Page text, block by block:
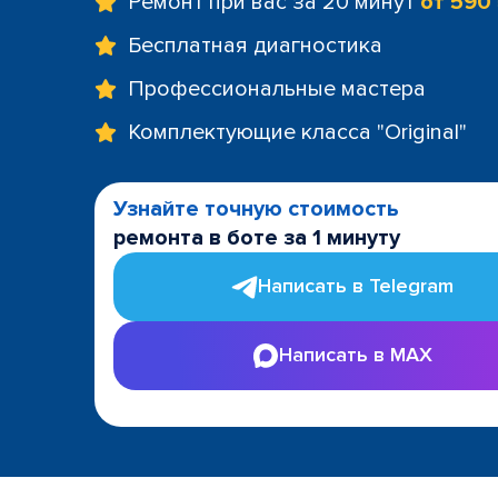
Бесплатная диагностика
Профессиональные мастера
Комплектующие класса "Original"
Узнайте точную стоимость
ремонта в боте за 1 минуту
Написать в Telegram
Написать в MAX